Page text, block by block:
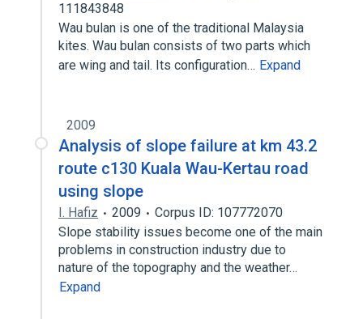
111843848
Wau bulan is one of the traditional Malaysia
kites. Wau bulan consists of two parts which
are wing and tail. Its configuration… Expand
2009
Analysis of slope failure at km 43.2
route c130 Kuala Wau-Kertau road
using slope
I. Hafiz 2009
Corpus ID: 107772070
Slope stability issues become one of the main
problems in construction industry due to
nature of the topography and the weather…
Expand